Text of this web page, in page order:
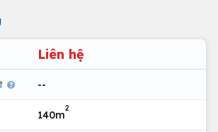
Liên hệ
--
140m
2